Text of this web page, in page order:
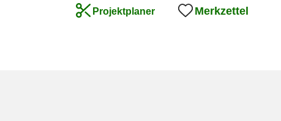
Projektplaner Merkzettel